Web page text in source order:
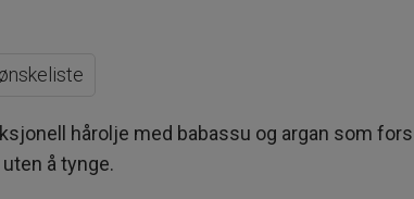
hårolje med babassu og argan som
å tynge.